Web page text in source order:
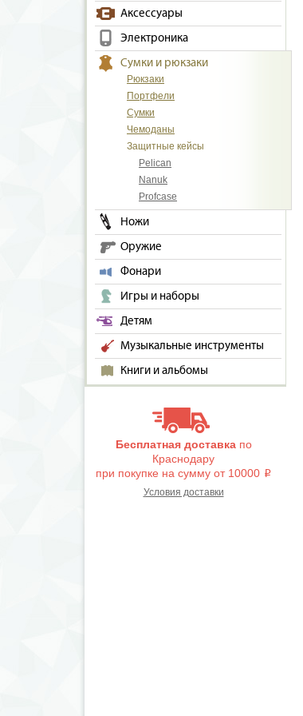
Аксессуары
Электроника
Сумки и рюкзаки
Рюкзаки
Портфели
Сумки
Чемоданы
Защитные кейсы
Pelican
Nanuk
Profcase
Ножи
Оружие
Фонари
Игры и наборы
Детям
Музыкальные инструменты
Книги и альбомы
Бесплатная доставкапо
Краснодару
при покупке на сумму от 10000 i
Условия доставки